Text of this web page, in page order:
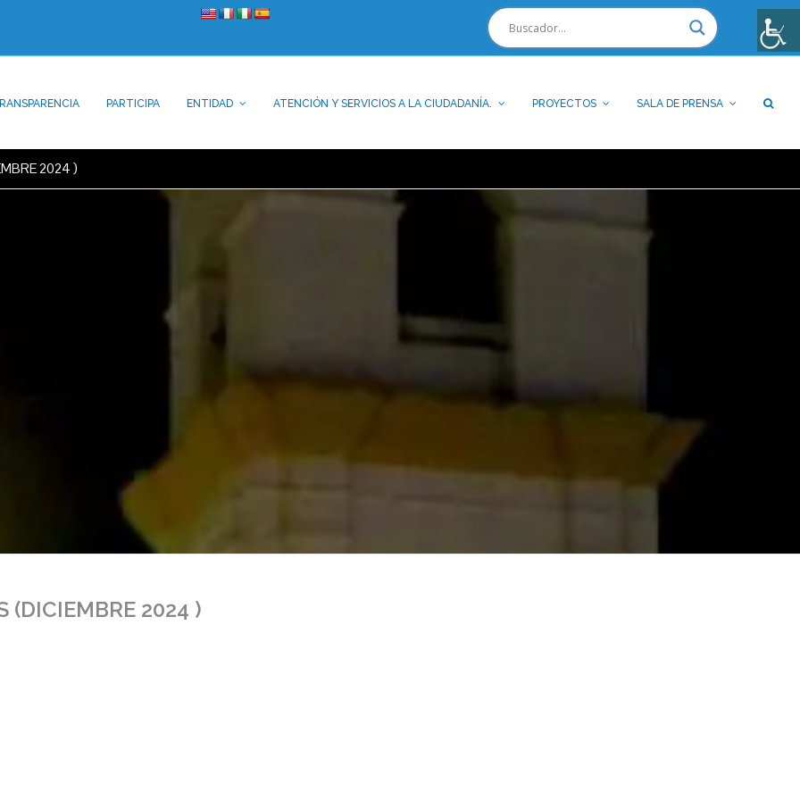
PARTICIPA ENTIDAD ATENCIÓN Y SERVICIOS A LA CIUDADANÍA. PROYECTOS SALA DE PRENSA
2024 )
(DICIEMBRE 2024 )